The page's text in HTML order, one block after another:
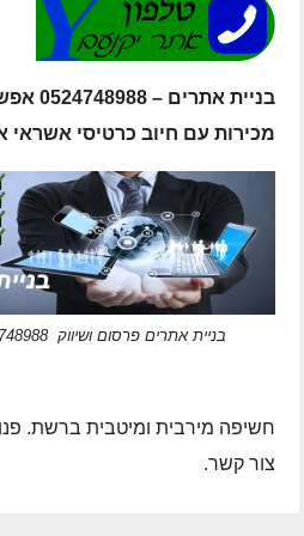
בניית
מכירות עם חיוב כרטיסי אשראי
בניית אתרים פרסום ושיווק 0524748988
חשיפה מירבית ומיטבית ברשת.
צור קשר.